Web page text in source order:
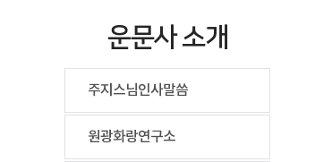
운문사 소개
주지스님인사말씀
원광화랑연구소